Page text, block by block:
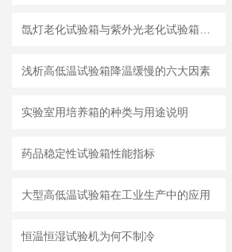
浅析高低温试验箱降温缓慢的六大因素
实验室用培养箱的种类与用途说明
药品稳定性试验箱性能指标
大型高低温试验箱在工业生产中的应用
恒温恒湿试验机为何不制冷